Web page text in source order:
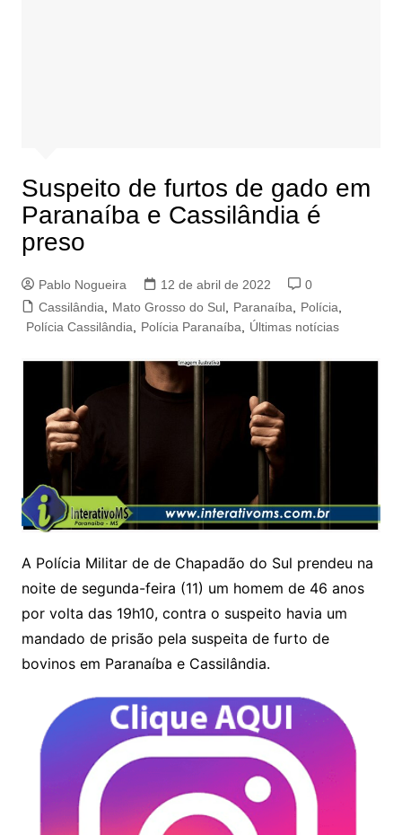
Suspeito de furtos de gado em
Paranaíba e Cassilândia é
preso
Pablo Nogueira 12 de abril de 2022
0
Cassilândia
Mato Grosso do Sul, Paranaíba Polícia
Polícia Cassilândia
Polícia Paranaíba Últimas notícias
A Polícia Militar de de Chapadão do Sul prendeu na
noite de segunda-feira (11) um homem de 46 anos
por volta das 19h10, contra o suspeito havia um
mandado de prisão pela suspeita de furto de
bovinos em Paranaíba e Cassilândia.